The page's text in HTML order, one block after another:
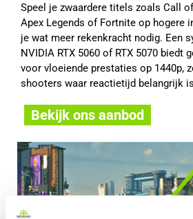
Speel je zwaardere titels zoals Call
Apex Legends of Fortnite op hogere
je wat meer rekenkracht nodig. Een
NVIDIA RTX 5060 of RTX 5070 biedt
voor vloeiende prestaties op 1440p,
shooters waar reactietijd belangrijk
Bekijk ons aanbod